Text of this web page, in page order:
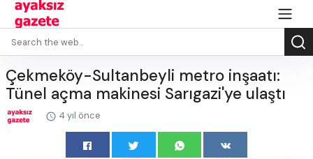
Çekmeköy-Sultanbeyli metro inşaatı:
Tünel açma makinesi Sarıgazi'ye ulaştı
4 yıl önce